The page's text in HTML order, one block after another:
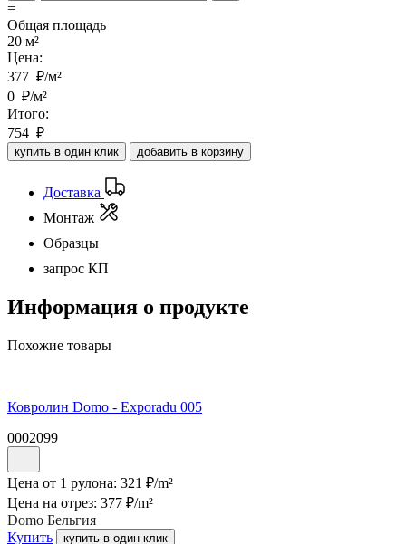
=
Общая площадь
20 м²
Цена:
377 ₽/м²
0 ₽/м²
Итого:
754 ₽
купить в один клик добавить в корзину
Доставка
Монтаж
Образцы
запрос КП
Информация о продукте
Похожие товары
Ковролин Domo - Exporadu 005
0002099
Цена от 1 рулона: 321 ₽/m²
Цена на отрез: 377 ₽/m²
Domo Бельгия
Купить
купить в один клик